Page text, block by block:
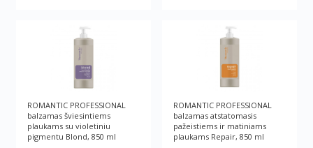
ROMANTIC PROFESSIONAL
balzamas šviesintiems
plaukams su violetiniu
pigmentu Blond, 850 ml
ROMANTIC PROFESSIONAL
balzamas atstatomasis
pažeistiems ir matiniams
plaukams Repair, 850 ml